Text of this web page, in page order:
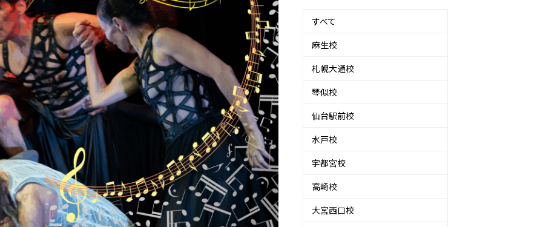
すべて
麻生校
札幌大通校
琴似校
仙台駅前校
水戸校
宇都宮校
高崎校
大宮西口校